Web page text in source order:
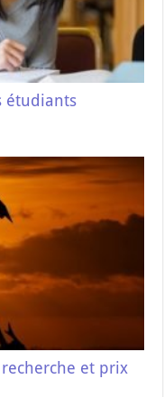
étudiants
recherche et prix